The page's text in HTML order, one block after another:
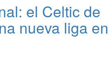
el Celtic de
nueva liga en